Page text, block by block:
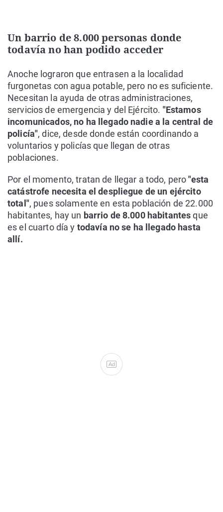
Un barrio de 8.000 personas donde
todavía no han podido acceder
Anoche lograron que entrasen a la localidad
furgonetas con agua potable, pero no es suficiente.
Necesitan la ayuda de otras administraciones,
servicios de emergencia y del Ejército. "Estamos
incomunicados, no ha llegado nadie a la central de
policía", dice, desde donde están coordinando a
voluntarios y policías que llegan de otras
poblaciones.
Por el momento, tratan de llegar a todo, pero"esta
catástrofe necesita el despliegue de un ejército
total", pues solamente en esta población de 22.000
habitantes, hay un barrio de 8.000 habitantesque
es el cuarto día y todavía no se ha llegado hasta
allí.
Ad